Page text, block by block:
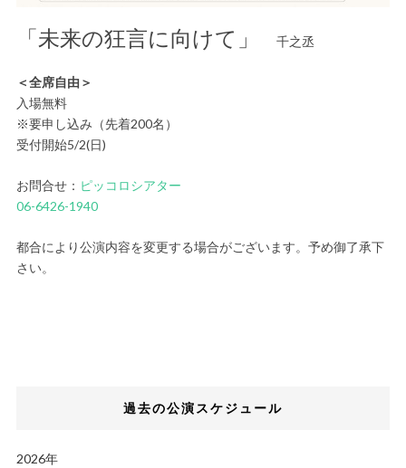
「未来の狂言に向けて」 千之丞
＜全席自由＞
入場無料
※要申し込み（先着200名）
受付開始5/2(日)
お問合せ： ピッコロシアター
06-6426-1940
都合により公演内容を変更する場合がございます。予め御了承下
さい。
過去の公演スケジュール
2026年